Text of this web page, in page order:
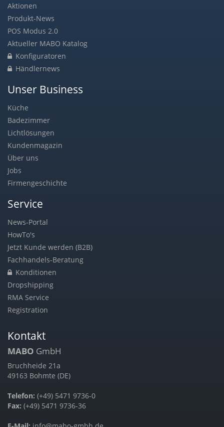
Aktionen
Produkt-News
POS Modus 2.0
Aktueller MABO Katalog
Konfiguratoren
Händlernews
Unser Business
Küche
Badezimmer
Lichtlösungen
Kundenmagazin
Über uns
Jobs
Firmengeschichte
Service
News-Portal
HowTo's
Jetzt Kunde werden (B2B)
Fachhandels-Beratung
Konditionen
Dropshipping
RMA Service
Registration
Kontakt
MABO GmbH
Bruchheide 21a
49163 Bohmte (DE)
Telefon: (+49) 5471 9736-0
Fax: (+49) 5471 9736-36